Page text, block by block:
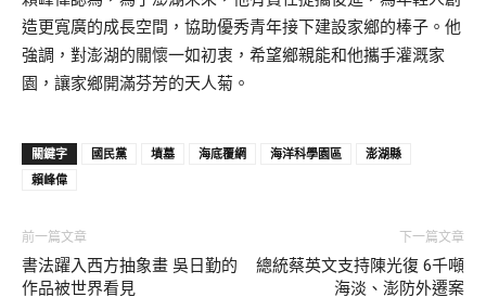
造更寬廣的成長空間，協助優秀青年接下建設家鄉的棒子。他
強調，對澎湖的關懷一如初衷，希望鄉親能和他攜手灌溉家
園，讓家鄉開滿芬芳的天人菊。
關鍵字 國民黨 墳墓 海底覆網 海洋科學園區
澎湖縣
賴峰偉
前一篇文章
書法躍入西方抽象畫 吳日勤的
作品被世界看見
下一篇文章
總統蔡英文支持陳光復 6千噸
海淡、澎防外遷案